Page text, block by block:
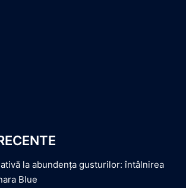
la abundența gusturilor: întâlnirea
Blue